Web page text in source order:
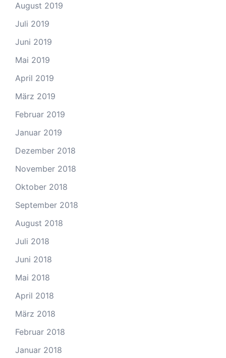
August 2019
Juli 2019
Juni 2019
Mai 2019
April 2019
März 2019
Februar 2019
Januar 2019
Dezember 2018
November 2018
Oktober 2018
September 2018
August 2018
Juli 2018
Juni 2018
Mai 2018
April 2018
März 2018
Februar 2018
Januar 2018